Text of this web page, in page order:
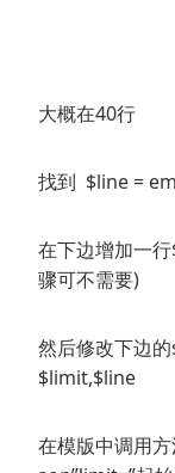
大概在40行
找到 $line =
在下边增加一
骤可不需要)
然后修改下边
$limit,$line
在模版中调用